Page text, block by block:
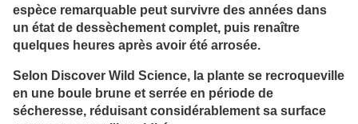
espèce remarquable peut survivre des années dans
un état de dessèchement complet, puis renaître
quelques heures après avoir été arrosée.
Selon Discover Wild Science, la plante se recroqueville
en une boule brune et serrée en période de
sécheresse, réduisant considérablement sa surface